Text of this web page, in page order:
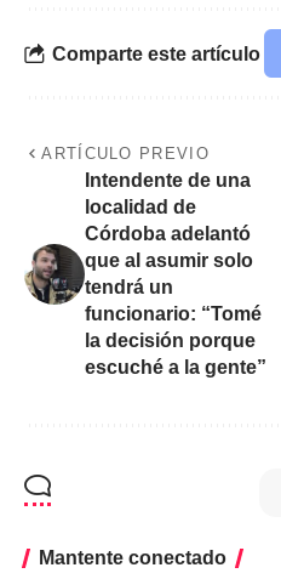
Comparte este artículo
ARTÍCULO PREVIO
Intendente de una
localidad de
Córdoba adelantó
que al asumir solo
tendrá un
funcionario: “Tomé
la decisión porque
escuché a la gente”
Mantente conectado